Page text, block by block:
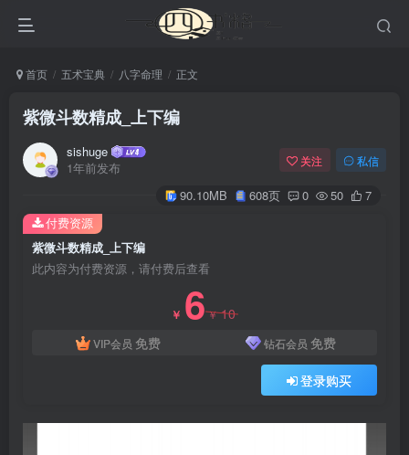
首页 五术宝典 八字命理 正文
紫微斗数精成_上下编
sishuge
1年前发布
关注 私信
90.10MB 608页 0 50 7
紫微斗数精成_上下编
此内容为付费资源，请付费后查看
￥ 6￥10
VIP会员 免费 钻石会员 免费
登录购买
付费资源